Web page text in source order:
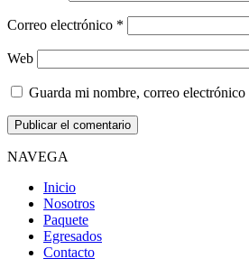
Correo electrónico *
Web
Guarda mi nombre, correo
NAVEGA
Inicio
Nosotros
Paquete
Egresados
Contacto